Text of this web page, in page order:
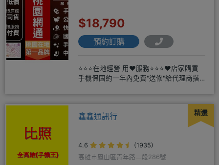
$18,790
預約訂購
⭐⭐⭐在地經營 用❤️服務⭐⭐⭐❤️店家購買
手機保固約一年內免費"送修"給代理商搭
精選
鑫鑫通訊行
4.6
(1935)
高雄市鳳山區青年路二段286號